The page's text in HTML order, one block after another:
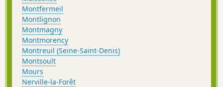
Montfermeil
Montlignon
Montmagny
Montmorency
Montreuil (Seine-Saint-Denis)
Montsoult
Mours
Nerville-la-Forêt